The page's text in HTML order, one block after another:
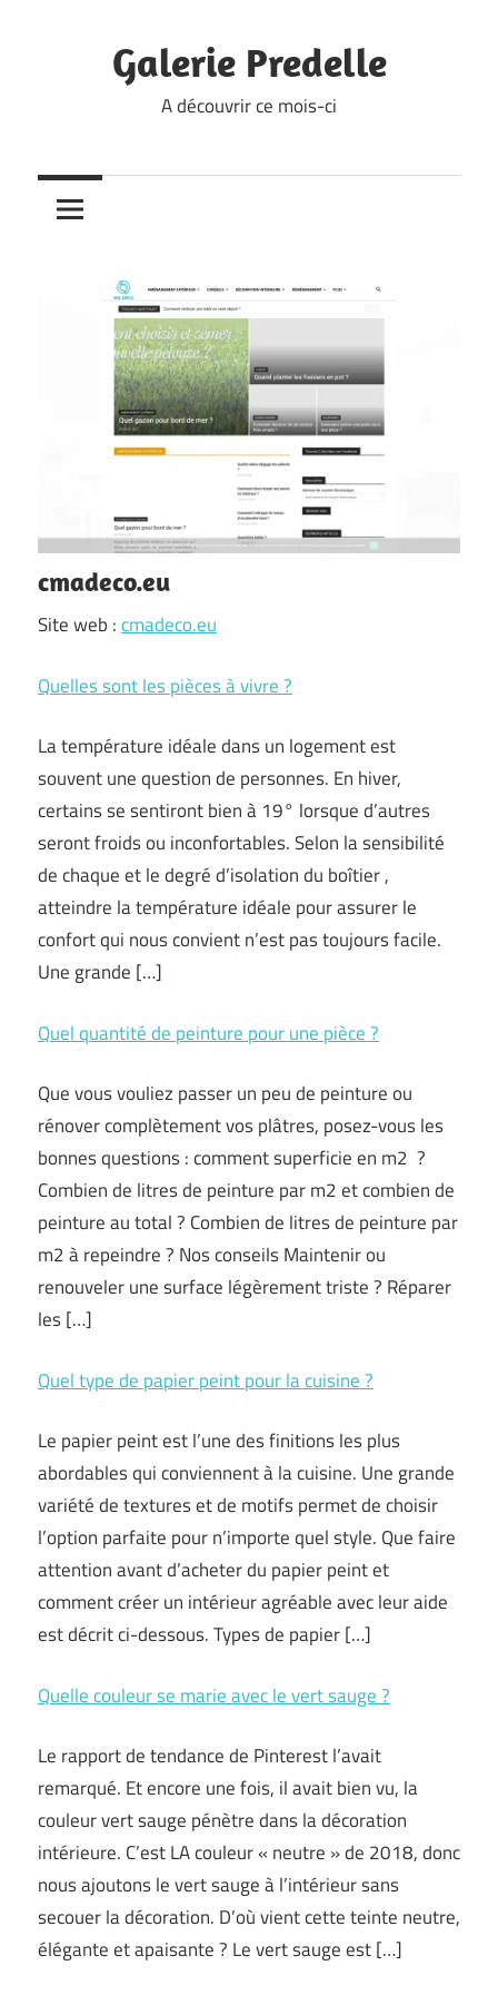
Galerie Predelle
A découvrir ce mois-ci
cmadeco.eu
Site web :cmadeco.eu
Quelles sont les pièces à vivre ?
La température idéale dans un logement est
souvent une question de personnes. En hiver,
certains se sentiront bien à 19° lorsque d’autres
seront froids ou inconfortables. Selon la sensibilité
de chaque et le degré d’isolation du boîtier ,
atteindre la température idéale pour assurer le
confort qui nous convient n’est pas toujours facile.
Une grande […]
Quel quantité de peinture pour une pièce ?
Que vous vouliez passer un peu de peinture ou
rénover complètement vos plâtres, posez-vous les
bonnes questions : comment superficie en m2 ?
Combien de litres de peinture par m2 et combien de
peinture au total ? Combien de litres de peinture par
m2 à repeindre ? Nos conseils Maintenir ou
renouveler une surface légèrement triste ? Réparer
les […]
Quel type de papier peint pour la cuisine ?
Le papier peint est l’une des finitions les plus
abordables qui conviennent à la cuisine. Une grande
variété de textures et de motifs permet de choisir
l’option parfaite pour n’importe quel style. Que faire
attention avant d’acheter du papier peint et
comment créer un intérieur agréable avec leur aide
est décrit ci-dessous. Types de papier […]
Quelle couleur se marie avec le vert sauge ?
Le rapport de tendance de Pinterest l’avait
remarqué. Et encore une fois, il avait bien vu, la
couleur vert sauge pénètre dans la décoration
intérieure. C’est LA couleur « neutre » de 2018, donc
nous ajoutons le vert sauge à l’intérieur sans
secouer la décoration. D’où vient cette teinte neutre,
élégante et apaisante ? Le vert sauge est […]